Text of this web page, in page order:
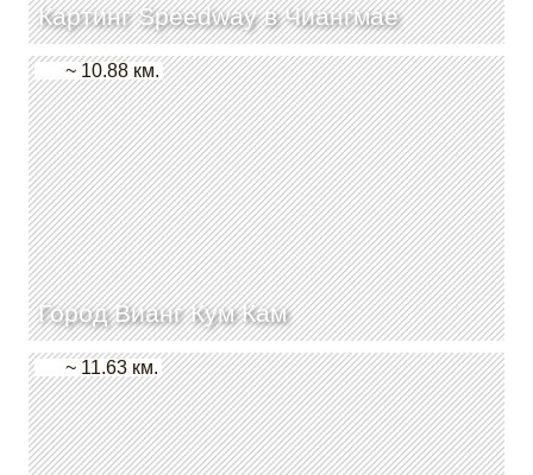
Картинг Speedway в Чиангмае
Город Вианг Кум Кам
~ 10.88 км.
~ 11.63 км.